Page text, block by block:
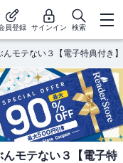
員登録 サインイン 検索
モテない３【電子特典付き】
モテない３【電子特